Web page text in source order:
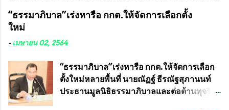
ประโยชน์อื่นอีกมากมาย อันจะเป็นประโยชน์
กับประเทศชาติอย่างยิ่ง ผมจะดีใจและภูมิใจ
ได้รับการผลิตในประเทศลดการนำเข้าโดยเด็ด
ประเทศได้ โดยทีมทนายความและทีม
งา...
หลวงพ่อคูณ และพระเครื่องหลวงปู่หมุน แต่
พระเครื่องหลวงพ่อคูณ มีเพียงบางรุ่นเท่านั้นที่
หลวงพ่อคูณ มีการจัดสร้างไว้มากมายหลาย
การบรรจุพระเครื่องหลวงพ่อพัฒน์ ให้มีการ
ประกวดแบบถาวรบ้าง ก็คงจะมีการคัดเลือก
เพียงบางรุ่นเช่นกัน เนื่องจากพระเครื่องหลวง
“ธรรมาภิบาล”เร่งหารือ กกต.ให้จัดการเลือกตั้ง
ใหม่
-เมษายน 02, 2564
“ธรรมาภิบาล”เร่งหารือ กกต.ให้จัดการเลือก
ตั้งใหม่หลายพื้นที่ นายณัฏฐ์ ธีรณัฐสุภานนท์
ประธานมูลนิธิธรรมาภิบาลและต่อต้านทุจริต